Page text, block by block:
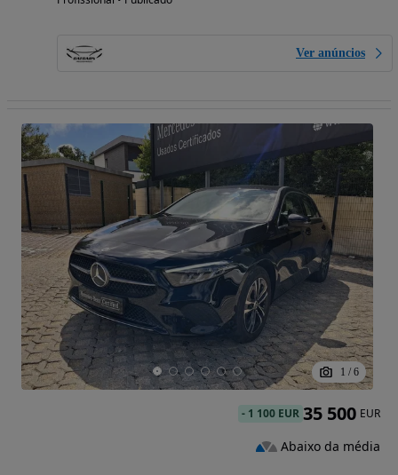
Ver anúncios
1 / 6
- 1 100 EUR 35 500 EUR
Abaixo da média